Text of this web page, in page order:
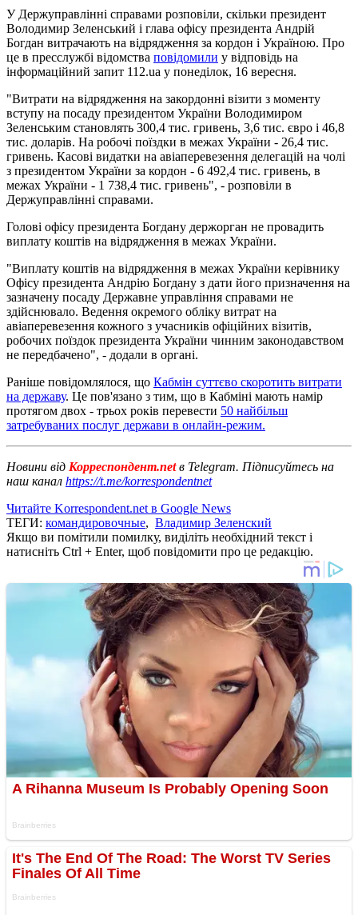
У Держуправлінні справами розповіли, скільки президент
Володимир Зеленський і глава офісу президента Андрій
Богдан витрачають на відрядження за кордон і Україною. Про
це в пресслужбі відомства повідомили у відповідь на
інформаційний запит 112.ua у понеділок, 16 вересня.
"Витрати на відрядження на закордонні візити з моменту
вступу на посаду президентом України Володимиром
Зеленським становлять 300,4 тис. гривень, 3,6 тис. євро і 46,8
тис. доларів. На робочі поїздки в межах України - 26,4 тис.
гривень. Касові видатки на авіаперевезення делегацій на чолі
з президентом України за кордон - 6 492,4 тис. гривень, в
межах України - 1 738,4 тис. гривень", - розповіли в
Держуправлінні справами.
Голові офісу президента Богдану держорган не провадить
виплату коштів на відрядження в межах України.
"Виплату коштів на відрядження в межах України керівнику
Офісу президента Андрію Богдану з дати його призначення на
зазначену посаду Державне управління справами не
здійснювало. Ведення окремого обліку витрат на
авіаперевезення кожного з учасників офіційних візитів,
робочих поїздок президента України чинним законодавством
не передбачено", - додали в органі.
Раніше повідомлялося, що Кабмін суттєво скоротить витрати
на державу. Це пов'язано з тим, що в Кабміні мають намір
протягом двох - трьох років перевести 50 найбільш
затребуваних послуг держави в онлайн-режим.
Новини від Корреспондент.netв Telegram. Підписуйтесь на
наш канал https://t.me/korrespondentnet
Читайте Korrespondent.net в Google News
ТЕГИ: командировочные, Владимир Зеленский
Якщо ви помітили помилку, виділіть необхідний текст і
натисніть Ctrl + Enter, щоб повідомити про це редакцію.